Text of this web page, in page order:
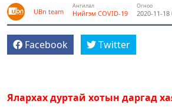
UBn team
Ангилал
Нийгэм COVID-19
Огноо
2020-11-18
Facebook Twitter
Ялархах дуртай хотын даргад